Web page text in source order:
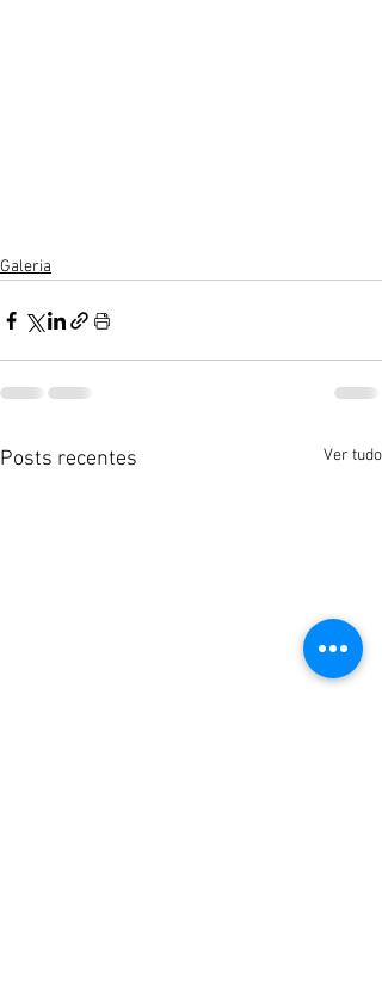
Galeria
Posts recentes Ver tudo